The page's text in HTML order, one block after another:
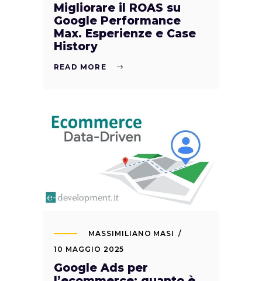
Migliorare il ROAS su
Google Performance
Max. Esperienze e Case
History
READ MORE
MASSIMILIANO MASI
10 MAGGIO 2025
Google Ads per